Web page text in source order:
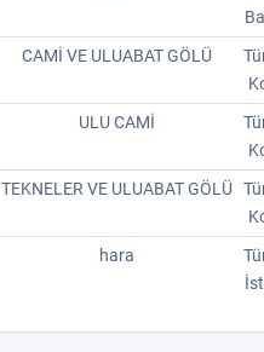
CAMİ VE ULUABAT GÖLÜ
ULU CAMİ
TEKNELER VE ULUABAT GÖLÜ
hara